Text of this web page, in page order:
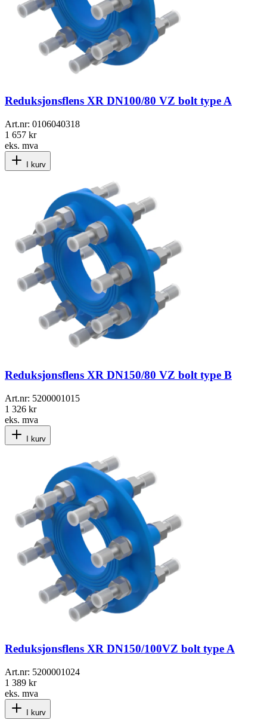
Reduksjonsflens XR DN100/80 VZ bolt type A
Art.nr: 0106040318
1 657 kr
eks. mva
I kurv
Reduksjonsflens XR DN150/80 VZ bolt type B
Art.nr: 5200001015
1 326 kr
eks. mva
I kurv
Reduksjonsflens XR DN150/100VZ bolt type A
Art.nr: 5200001024
1 389 kr
eks. mva
I kurv